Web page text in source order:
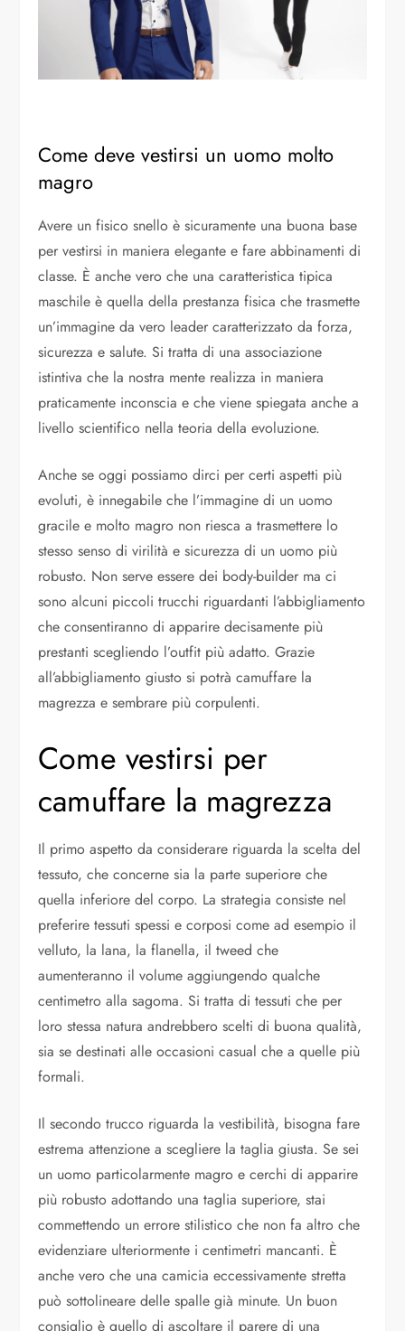
Come deve vestirsi un uomo molto
magro
Avere un fisico snello è sicuramente una buona base
per vestirsi in maniera elegante e fare abbinamenti di
classe. È anche vero che una caratteristica tipica
maschile è quella della prestanza fisica che trasmette
un’immagine da vero leader caratterizzato da forza,
sicurezza e salute. Si tratta di una associazione
istintiva che la nostra mente realizza in maniera
praticamente inconscia e che viene spiegata anche a
livello scientifico nella teoria della evoluzione.
Anche se oggi possiamo dirci per certi aspetti più
evoluti, è innegabile che l’immagine di un uomo
gracile e molto magro non riesca a trasmettere lo
stesso senso di virilità e sicurezza di un uomo più
robusto. Non serve essere dei body-builder ma ci
sono alcuni piccoli trucchi riguardanti l’abbigliamento
che consentiranno di apparire decisamente più
prestanti scegliendo l’outfit più adatto. Grazie
all’abbigliamento giusto si potrà camuffare la
magrezza e sembrare più corpulenti.
Come vestirsi per
camuffare la magrezza
Il primo aspetto da considerare riguarda la scelta del
tessuto, che concerne sia la parte superiore che
quella inferiore del corpo. La strategia consiste nel
preferire tessuti spessi e corposi come ad esempio il
velluto, la lana, la flanella, il tweed che
aumenteranno il volume aggiungendo qualche
centimetro alla sagoma. Si tratta di tessuti che per
loro stessa natura andrebbero scelti di buona qualità,
sia se destinati alle occasioni casual che a quelle più
formali.
Il secondo trucco riguarda la vestibilità, bisogna fare
estrema attenzione a scegliere la taglia giusta. Se sei
un uomo particolarmente magro e cerchi di apparire
più robusto adottando una taglia superiore, stai
commettendo un errore stilistico che non fa altro che
evidenziare ulteriormente i centimetri mancanti. È
anche vero che una camicia eccessivamente stretta
può sottolineare delle spalle già minute. Un buon
consiglio è quello di ascoltare il parere di una